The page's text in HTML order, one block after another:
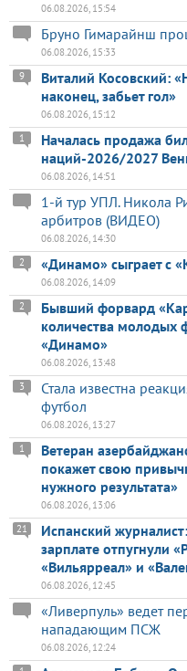
06.08.2026, 15:54
Бруно Гимарайнш
06.08.2026, 15:33
Виталий Косовский:
наконец, забьет гол»
9
06.08.2026, 15:12
Началась продажа
наций-2026/2027
1
06.08.2026, 14:51
1-й тур УПЛ. Никола
арбитров (ВИДЕО)
06.08.2026, 14:30
«Динамо» сыграет с
2
06.08.2026, 14:09
Бывший форвард
количества молодых
«Динамо»
2
06.08.2026, 13:48
Стала известна
футбол
3
06.08.2026, 13:27
Ветеран
покажет свою
нужного результата»
1
06.08.2026, 13:06
Испанский
зарплате отпугнули
«Вильярреал» и
21
06.08.2026, 12:45
«Ливерпуль» ведет
нападающим ПСЖ
06.08.2026, 12:24